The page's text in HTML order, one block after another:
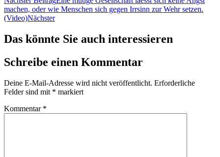
machen, oder wie Menschen sich gegen Irrsinn zur Wehr setzen.
(Video)Nächster
Das könnte Sie auch interessieren
Schreibe einen Kommentar
Deine E-Mail-Adresse wird nicht veröffentlicht. Erforderliche
Felder sind mit * markiert
Kommentar *